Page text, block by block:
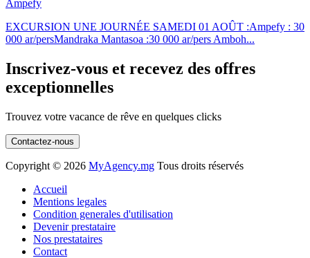
Ampefy
EXCURSION UNE JOURNÉE SAMEDI 01 AOÛT :Ampefy : 30
000 ar/persMandraka Mantasoa :30 000 ar/pers Amboh...
Inscrivez-vous et recevez des offres
exceptionnelles
Trouvez votre vacance de rêve en quelques clicks
Contactez-nous
Copyright © 2026 MyAgency.mg Tous droits réservés
Accueil
Mentions legales
Condition generales d'utilisation
Devenir prestataire
Nos prestataires
Contact